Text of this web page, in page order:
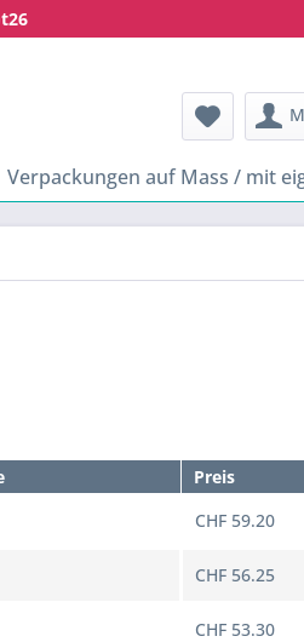
Verpackungen auf Mass / mit
Preis
CHF 59.20
CHF 56.25
CHF 53.30